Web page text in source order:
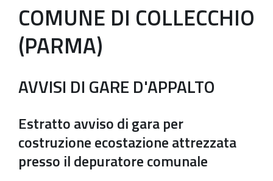
COMUNE DI COLLECCHIO
(PARMA)
AVVISI DI GARE D'APPALTO
Estratto avviso di gara per
costruzione ecostazione attrezzata
presso il depuratore comunale